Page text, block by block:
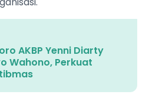
AKBP Yenni Diarty
Wahono, Perkuat